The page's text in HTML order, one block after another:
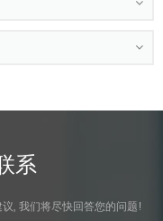
系
, 我们将尽快回答您的问题!